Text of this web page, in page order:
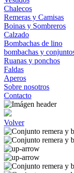
Chalecos
Remeras y Camisas
Boinas y Sombreros
Calzado
Bombachas de lino
bombachas y
Ruanas y ponchos
Faldas
Aperos
Sobre nosotros
Contacto
Volver